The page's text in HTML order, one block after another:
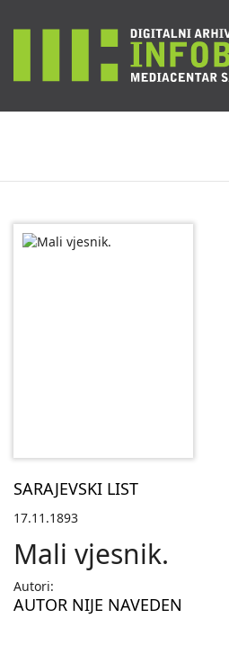
SARAJEVSKI LIST
17.11.1893
Mali vjesnik.
Autori:
AUTOR NIJE NAVEDEN